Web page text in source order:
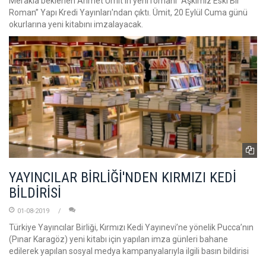
Roman” Yapı Kredi Yayınları'ndan çıktı. Ümit, 20 Eylül Cuma günü
okurlarına yeni kitabını imzalayacak.
YAYINCILAR BİRLİĞİ'NDEN KIRMIZI KEDİ
BİLDİRİSİ
01-08-2019
Türkiye Yayıncılar Birliği, Kırmızı Kedi Yayınevi’ne yönelik Pucca’nın
(Pınar Karagöz) yeni kitabı için yapılan imza günleri bahane
edilerek yapılan sosyal medya kampanyalarıyla ilgili basın bildirisi